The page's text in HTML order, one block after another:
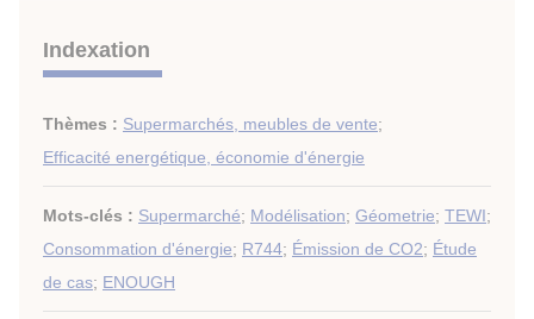
Indexation
Thèmes : Supermarchés, meubles de vente;
Efficacité energétique, économie d'énergie
Mots-clés : Supermarché; Modélisation; Géometrie; TEWI;
Consommation d'énergie; R744; Émission de CO2; Étude
de cas; ENOUGH